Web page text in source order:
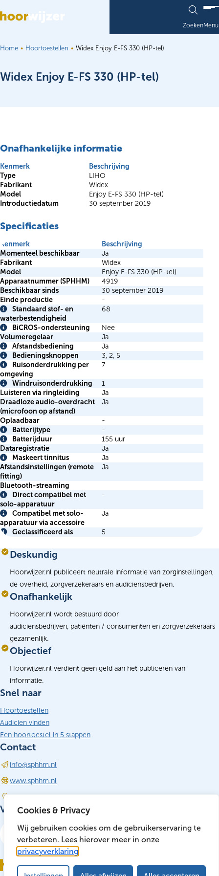
Cookies & Privacy
Wij gebruiken cookies om de gebruikerservaring te
verbeteren. Lees hierover meer in onze
privacyverklaring
ZoekenMenu
Home Hoortoestellen Widex Enjoy E-FS 330 (HP-tel)
Widex Enjoy E-FS 330 (HP-tel)
Onafhankelijke informatie
Kenmerk
Beschrijving
Type
LIHO
Fabrikant
Widex
Model
Enjoy E-FS 330 (HP-tel)
Introductiedatum
30 september 2019
Specificaties
Kenmerk
Beschrijving
Momenteel beschikbaar
Ja
Fabrikant
Widex
Model
Enjoy E-FS 330 (HP-tel)
Apparaatnummer (SPHHM)
4919
Beschikbaar sinds
30 september 2019
Einde productie
-
Info
Standaard stof- en
waterbestendigheid
68
Info
BiCROS-ondersteuning
Nee
Volumeregelaar
Ja
Info
Afstandsbediening Ja
Info
Bedieningsknoppen 3, 2, 5
Info
Ruisonderdrukking per
omgeving
7
Info
Windruisonderdrukking
1
Luisteren via ringleiding
Ja
Draadloze audio-overdracht
(microfoon op afstand)
Ja
Oplaadbaar -
Info
Batterijtype -
Info
Batterijduur
155 uur
Dataregistratie
Ja
Info
Maskeert tinnitus
Ja
Afstandsinstellingen (remote
fitting)
Ja
Bluetooth-streaming
Info
Direct compatibel met
solo-apparatuur
-
Info
Compatibel met solo-
apparatuur via accessoire
Ja
Geclassificeerd als 5
Deskundig
Hoorwijzer.nl publiceert neutrale informatie van zorginstellingen,
de overheid, zorgverzekeraars en audiciensbedrijven.
Onafhankelijk
Hoorwijzer.nl wordt bestuurd door
audiciensbedrijven, patiënten / consumenten en zorgverzekeraars
gezamenlijk.
Objectief
Hoorwijzer.nl verdient geen geld aan het publiceren van
informatie.
Snel naar
Hoortoestellen
Audicien vinden
Een hoortoestel in 5 stappen
Contact
info@sphhm.nl
www.sphhm.nl
Driebergen-Rijsenburg
Volg ons
(opent in nieuw tabblad)